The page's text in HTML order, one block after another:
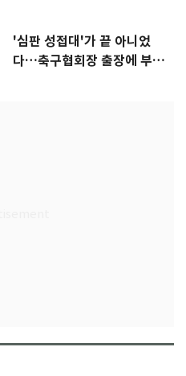
'심판 성접대'가 끝 아니었
다…축구협회장 출장에 부인